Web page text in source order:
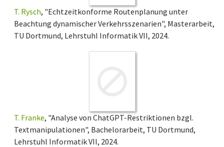
T. Rysch, "Echtzeitkonforme Routenplanung unter
Beachtung dynamischer Verkehrsszenarien", Masterarbeit,
TU Dortmund, Lehrstuhl Informatik VII, 2024.
T. Franke, "Analyse von ChatGPT-Restriktionen bzgl.
Textmanipulationen", Bachelorarbeit, TU Dortmund,
Lehrstuhl Informatik VII, 2024.